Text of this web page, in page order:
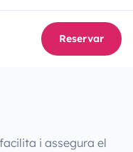
Reservar
i assegura el